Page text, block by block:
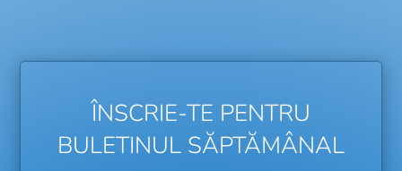
ÎNSCRIE-TE PENTRU
BULETINUL SĂPTĂMÂNAL